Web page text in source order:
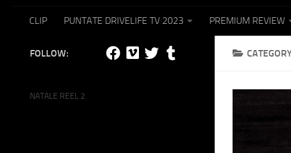
CLIP PUNTATE DRIVELIFE TV 2023 PREMIUM REVIEW
FOLLOW:
NATALE REEL 2